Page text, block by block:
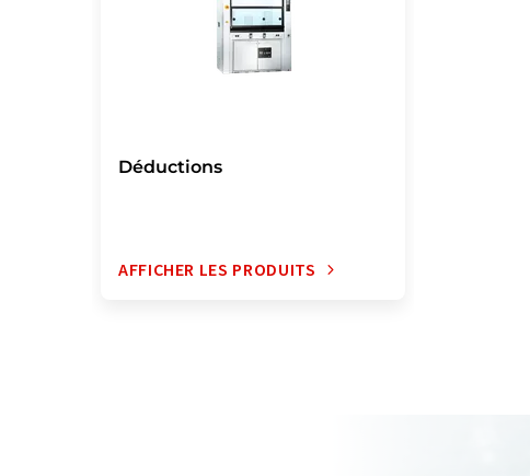
Déductions
AFFICHER LES PRODUITS